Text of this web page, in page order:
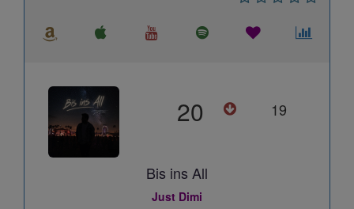
20 19
Bis ins All
Just Dimi